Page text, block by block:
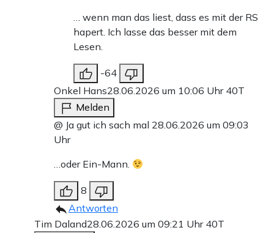
… wenn man das liest, dass es mit der RS
hapert. Ich lasse das besser mit dem
Lesen.
-64
Onkel Hans28.06.2026 um 10:06 Uhr 40T
Melden
@ Ja gut ich sach mal 28.06.2026 um 09:03
Uhr
…oder Ein-Mann.
8
Antworten
Tim Daland28.06.2026 um 09:21 Uhr 40T